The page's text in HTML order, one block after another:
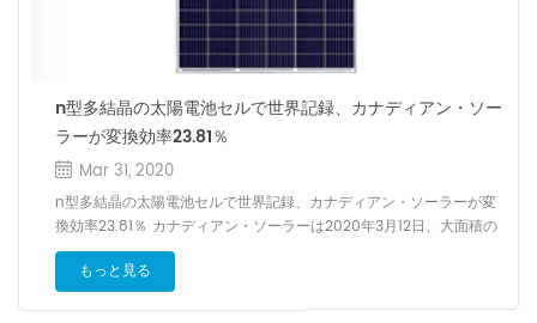
規模事業用太陽光発電が地域活用要件として認められるための自家消
費率については、自家消費率30％以上が条件となる。さらに、停電時
などにおける自立運転機能も必要だ。なお、小規模事業用太陽光のう
ち、農地の一時転用の認可を受けた営農型太陽光発電（ソーラーシェ
アリング）の場合は、自家消費を行わない案件であっても、自立運転
機能を備えていれば地域活用要件を満たすものとして認定する。な
お、住宅用太陽光発電の買取価格は21円/kWhとなっている。 1万
kW未満の一般木材等によるバイオマス発電は、2019年度と同じ24
円/kWhが適用される。1万kW以上やバイオマス液体燃料（全規模）
の買取価格は入札制度で決定する。 風力発電については、新設案件
については2019年度から1円下がった18円/kWhが適用される。その他
のリプレース案件や浮体式洋上風力についてはそれぞれ16円/kWh、
36円/kWhで、2019年度から据え置きとなった。着床式洋上風力は、
n型多結晶の太陽電池セルで世界記録、カナディアン・ソー
ラーが変換効率23.81％
Mar 31, 2020
n型多結晶の太陽電池セルで世界記録、カナディアン・ソーラーが変
換効率23.81％ カナディアン・ソーラーは2020年3月12日、大面積の
n型多結晶シリコン太陽電池セルで変換効率23.81％を達成し、世界記
録を更新したと発表した。ドイツの独・ハーメルン太陽エネルギー研
究所（ISFH）が試験および認証を行ったという。 今回変換効率
もっと見る